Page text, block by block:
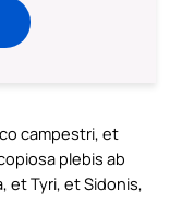
campestri, et
plebis ab
et Tyri, et Sidonis,